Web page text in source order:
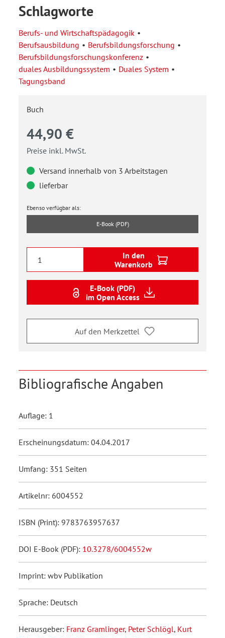
Schlagworte
Berufs- und Wirtschaftspädagogik
Berufsausbildung
Berufsbildungsforschung
Berufsbildungsforschungskonferenz
duales Ausbildungssystem
Duales System
Tagungsband
Buch
44,90 €
Preise inkl. MwSt.
Versand innerhalb von 3 Arbeitstagen
lieferbar
Ebenso verfügbar als:
E-Book (PDF)
In den
Warenkorb
E-Book (PDF)
im Open Access
Auf den Merkzettel
Bibliografische Angaben
Auflage: 1
Erscheinungsdatum: 04.04.2017
Umfang: 351 Seiten
Artikelnr: 6004552
ISBN (Print): 9783763957637
DOI E-Book (PDF): 10.3278/6004552w
Imprint: wbv Publikation
Sprache: Deutsch
Herausgeber: Franz Gramlinger, Peter Schlögl, Kurt